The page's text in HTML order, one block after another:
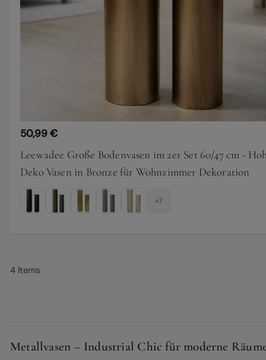
50,99 €
Leewadee Große Bodenvasen im 2er Set 60/47 cm -
Deko Vasen in Bronze für Wohnzimmer Dekoration
+7
4 Items
Metallvasen – Industrial Chic für moderne